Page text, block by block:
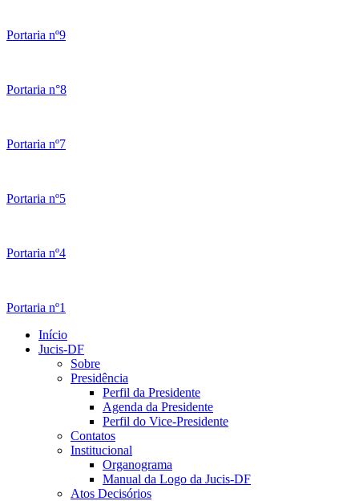
Portaria nº9
Portaria n°8
Portaria nº7
Portaria nº5
Portaria nº4
Portaria nº1
Início
Jucis-DF
Sobre
Presidência
Perfil da Presidente
Agenda da Presidente
Perfil do Vice-Presidente
Contatos
Institucional
Organograma
Manual da Logo da Jucis-DF
Atos Decisórios